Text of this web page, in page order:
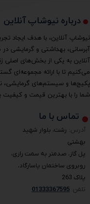
درباره نیوشاپ آنلاین
نیوشاپ آنلاین، با هدف ایجاد
آنلاین به یکی از بخش‌های اصلی
می‌کنیم تا با ارائه مجموعه‌ای
پکیج‌ها و سیستم‌های گرمایشی،
شما را با بهترین قیمت و کیفیت
تماس با ما
آدرس: رشت، بلوار شهید
بهشتی
پل گاز، صدمتر به سمت رازی،
روبروی ساختمان پاسارگاد،
پلاک 263
تلفن:
01333367595